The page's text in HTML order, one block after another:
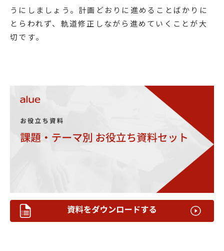
うにしましょう。計画どおりに進めることばかりに
とらわれず、軌道修正しながら進めていくことが大
切です。